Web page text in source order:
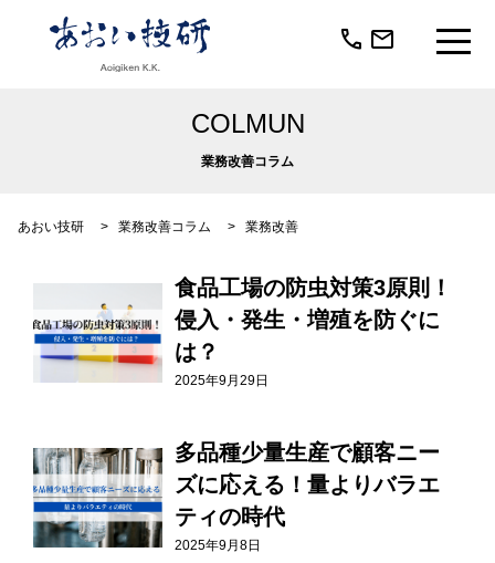
call mail
COLMUN
業務改善コラム
あおい技研 > 業務改善コラム > 業務改善
食品工場の防虫対策3原則！
侵入・発生・増殖を防ぐに
は？
2025年9月29日
多品種少量生産で顧客ニー
ズに応える！量よりバラエ
ティの時代
2025年9月8日